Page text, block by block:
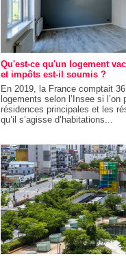
Qu'est-ce qu'un logement
et impôts est-il soumis ?
En 2019, la France comptait
logements selon l’Insee si l’on
résidences principales et les
qu’il s’agisse d’habitations...